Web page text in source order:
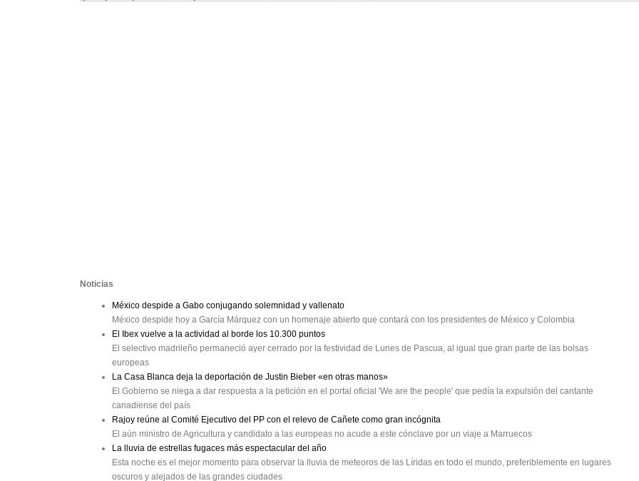
Noticias
México despide a Gabo conjugando solemnidad y vallenato
México despide hoy a García Márquez con un homenaje abierto que contará con los presidentes de México y Colombia
El Ibex vuelve a la actividad al borde los 10.300 puntos
El selectivo madrileño permaneció ayer cerrado por la festividad de Lunes de Pascua, al igual que gran parte de las bolsas
europeas
La Casa Blanca deja la deportación de Justin Bieber «en otras manos»
El Gobierno se niega a dar respuesta a la petición en el portal oficial 'We are the people' que pedía la expulsión del cantante
canadiense del país
Rajoy reúne al Comité Ejecutivo del PP con el relevo de Cañete como gran incógnita
El aún ministro de Agricultura y candidato a las europeas no acude a este cónclave por un viaje a Marruecos
La lluvia de estrellas fugaces más espectacular del año
Esta noche es el mejor momento para observar la lluvia de meteoros de las Líridas en todo el mundo, preferiblemente en lugares
oscuros y alejados de las grandes ciudades